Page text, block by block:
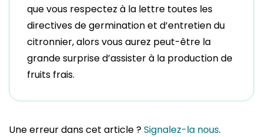
que vous respectez à la lettre toutes les
directives de germination et d’entretien du
citronnier, alors vous aurez peut-être la
grande surprise d’assister à la production de
fruits frais.
Une erreur dans cet article ?Signalez-la nous.